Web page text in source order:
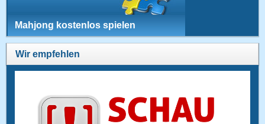
Mahjong kostenlos spielen
Wir empfehlen